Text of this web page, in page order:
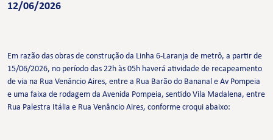
12/06/2026
Em razão das obras de construção da Linha 6-Laranja de metrô, a partir de
15/06/2026, no período das 22h às 05h haverá atividade de recapeamento
de via na Rua Venâncio Aires, entre a Rua Barão do Bananal e Av Pompeia
e uma faixa de rodagem da Avenida Pompeia, sentido Vila Madalena, entre
Rua Palestra Itália e Rua Venâncio Aires, conforme croqui abaixo: